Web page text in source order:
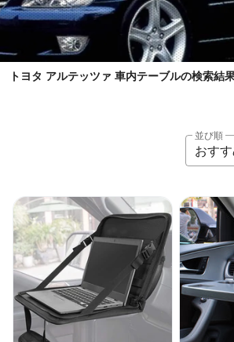
トヨタ アルテッツァ 車内テーブルの検索結
並び順
おす